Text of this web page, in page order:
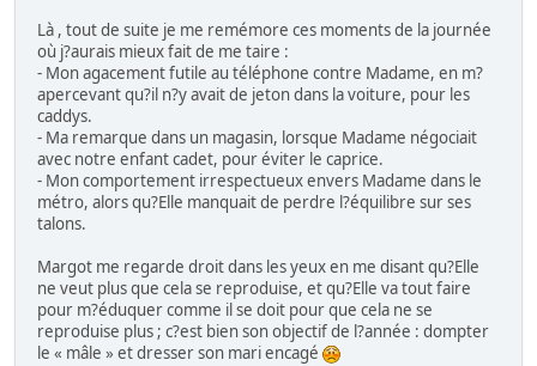
Là , tout de suite je me remémore ces moments de la journée
où j?aurais mieux fait de me taire :
- Mon agacement futile au téléphone contre Madame, en m?
apercevant qu?il n?y avait de jeton dans la voiture, pour les
caddys.
- Ma remarque dans un magasin, lorsque Madame négociait
avec notre enfant cadet, pour éviter le caprice.
- Mon comportement irrespectueux envers Madame dans le
métro, alors qu?Elle manquait de perdre l?équilibre sur ses
talons.
Margot me regarde droit dans les yeux en me disant qu?Elle
ne veut plus que cela se reproduise, et qu?Elle va tout faire
pour m?éduquer comme il se doit pour que cela ne se
reproduise plus ; c?est bien son objectif de l?année : dompter
le « mâle » et dresser son mari encagé